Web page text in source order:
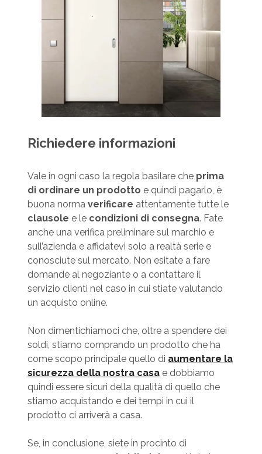
Richiedere informazioni
Vale in ogni caso la regola basilare che prima
di ordinare un prodotto e quindi pagarlo, è
buona norma verificare attentamente tutte le
clausole e le condizioni di consegna. Fate
anche una verifica preliminare sul marchio e
sull’azienda e affidatevi solo a realtà serie e
conosciute sul mercato. Non esitate a fare
domande al negoziante o a contattare il
servizio clienti nel caso in cui stiate valutando
un acquisto online.
Non dimentichiamoci che, oltre a spendere dei
soldi, stiamo comprando un prodotto che ha
come scopo principale quello di aumentare la
sicurezza della nostra casae dobbiamo
quindi essere sicuri della qualità di quello che
stiamo acquistando e dei tempi in cui il
prodotto ci arriverà a casa.
Se, in conclusione, siete in procinto di